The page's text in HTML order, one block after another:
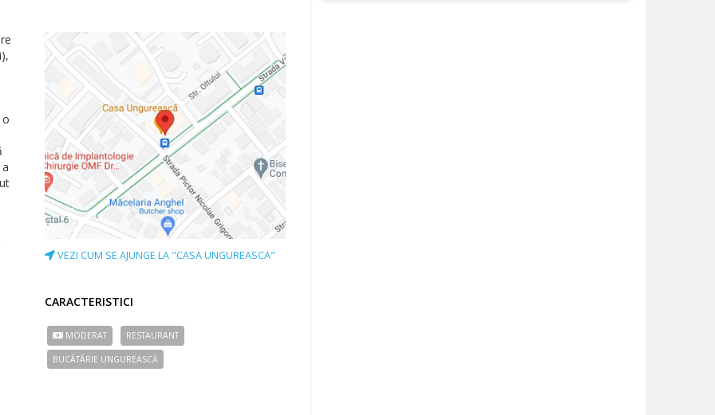
VEZI CUM SE AJUNGE LA "CASA UNGUREASCA"
CARACTERISTICI
MODERAT RESTAURANT
BUCÃTÃRIE UNGUREASCĂ